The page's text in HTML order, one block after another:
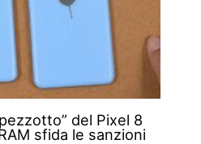
del Pixel 8
sfida le sanzioni